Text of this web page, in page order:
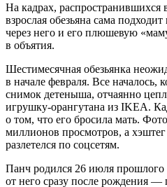
На кадрах, распространившихся
взрослая обезьяна сама
через него и его плюшевую
в объятия.
Шестимесячная обезьянка
в начале февраля. Все началось,
снимок детеныша, отчаянно
игрушку-орангутана из IKEA.
о том, что его бросила мать.
миллионов просмотров, а
разлетелся по соцсетям.
Панч родился 26 июля прошлого
от него сразу после рождения —